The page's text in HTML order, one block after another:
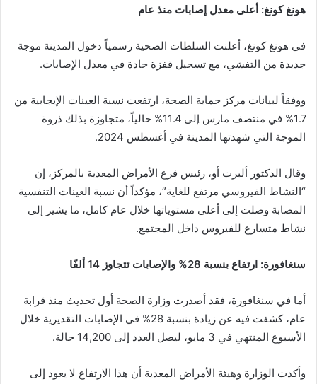
هونغ كونغ: أعلى معدل إصابات منذ عام
في هونغ كونغ، أعلنت السلطات الصحية رسمياً دخول المدينة موجة
جديدة من التفشي، مع تسجيل قفزة حادة في معدل الإصابات.
ووفقاً لبيانات مركز حماية الصحة، ارتفعت نسبة العينات الإيجابية من
1.7% في منتصف مارس إلى 11.4% حالياً، متجاوزة بذلك ذروة
الموجة التي شهدتها المدينة في أغسطس 2024.
وقال الدكتور ألبرت أو، رئيس فرع الأمراض المعدية بالمركز، إن
“النشاط الفيروسي مرتفع للغاية”، مؤكداً أن نسبة العينات التنفسية
المصابة وصلت إلى أعلى مستوياتها خلال عام كامل، ما يشير إلى
نشاط متسارع للفيروس داخل المجتمع.
سنغافورة: ارتفاع بنسبة 28% والإصابات تتجاوز 14 ألفًا
أما في سنغافورة، فقد أصدرت وزارة الصحة أول تحديث منذ قرابة
عام، كشفت فيه عن زيادة بنسبة 28% في الإصابات التقديرية خلال
الأسبوع المنتهي في 3 مايو، ليصل العدد إلى 14,200 حالة.
وأكدت الوزارة وهيئة الأمراض المعدية أن هذا الارتفاع لا يعود إلى